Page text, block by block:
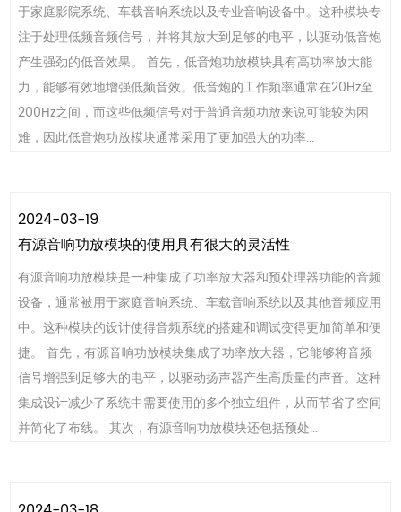
于家庭影院系统、车载音响系统以及专业音响设备中。这种模块专
注于处理低频音频信号，并将其放大到足够的电平，以驱动低音炮
产生强劲的低音效果。 首先，低音炮功放模块具有高功率放大能
力，能够有效地增强低频音效。低音炮的工作频率通常在20Hz至
200Hz之间，而这些低频信号对于普通音频功放来说可能较为困
难，因此低音炮功放模块通常采用了更加强大的功率...
2024-03-19
有源音响功放模块的使用具有很大的灵活性
有源音响功放模块是一种集成了功率放大器和预处理器功能的音频
设备，通常被用于家庭音响系统、车载音响系统以及其他音频应用
中。这种模块的设计使得音频系统的搭建和调试变得更加简单和便
捷。 首先，有源音响功放模块集成了功率放大器，它能够将音频
信号增强到足够大的电平，以驱动扬声器产生高质量的声音。这种
集成设计减少了系统中需要使用的多个独立组件，从而节省了空间
并简化了布线。 其次，有源音响功放模块还包括预处...